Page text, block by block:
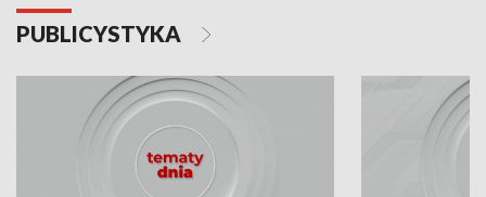
PUBLICYSTYKA